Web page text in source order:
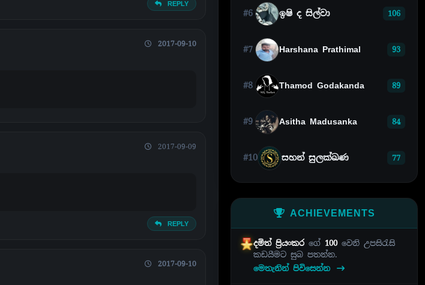
REPLY
2017-09-10
2017-09-09
REPLY
2017-09-10
#6 ඉෂි ද සිල්වා 106
#7 Harshana Prathimal 93
#8 Thamod Godakanda 89
#9 Asitha Madusanka 84
#10 සහන් සුලක්ඛණ 77
ACHIEVEMENTS
දමිත් ප්‍රියංකර ගේ 100වෙනි උපසිරැසි
කඩයීමට සුබ පතන්න.
මෙතැනින් පිවිසෙන්න